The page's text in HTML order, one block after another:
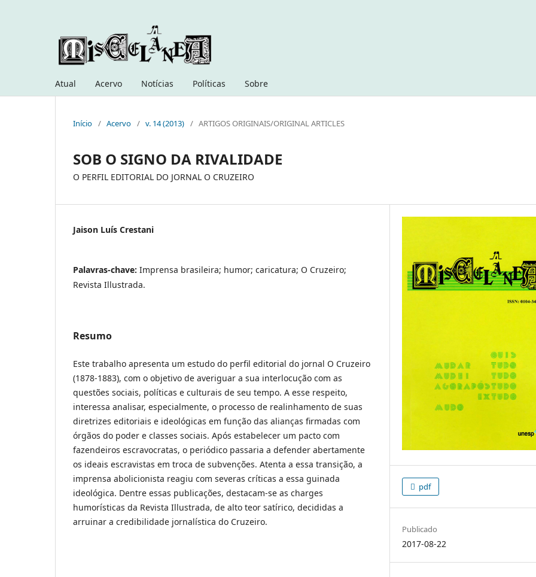
Atual Acervo Notícias Políticas Sobre
Início / Acervo / v. 14 (2013) / ARTIGOS ORIGINAIS/ORIGINAL ARTICLES
SOB O SIGNO DA RIVALIDADE
O PERFIL EDITORIAL DO JORNAL O CRUZEIRO
Jaison Luís Crestani
Palavras-chave: Imprensa brasileira; humor; caricatura; O Cruzeiro;
Revista Illustrada.
Resumo
Este trabalho apresenta um estudo do perfil editorial do jornal O Cruzeiro
(1878-1883), com o objetivo de averiguar a sua interlocução com as
questões sociais, políticas e culturais de seu tempo. A esse respeito,
interessa analisar, especialmente, o processo de realinhamento de suas
diretrizes editoriais e ideológicas em função das alianças firmadas com
órgãos do poder e classes sociais. Após estabelecer um pacto com
fazendeiros escravocratas, o periódico passaria a defender abertamente
os ideais escravistas em troca de subvenções. Atenta a essa transição, a
imprensa abolicionista reagiu com severas críticas a essa guinada
ideológica. Dentre essas publicações, destacam-se as charges
humorísticas da Revista Illustrada, de alto teor satírico, decididas a
arruinar a credibilidade jornalística do Cruzeiro.
pdf
Publicado
2017-08-22